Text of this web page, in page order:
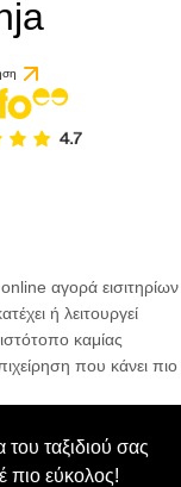
αγορά εισιτηρίων
ή λειτουργεί
καμίας
που κάνει πιο
ταξιδιού σας
πιο εύκολος!
9.2 / 10
βάσει 1 κριτικής